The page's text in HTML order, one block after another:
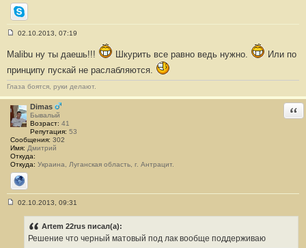
Skype
о
щ
е
н
и
е
#
1
4
02.10.2013, 07:19
Malibu ну ты даешь!!! Шкурить все равно ведь нужно.
Или по
принципу пускай не раслабляются.
Глаза боятся, руки делают.
Dimas
Бывалый
Возраст: 41
Репутация: 53
Сообщения: 302
Имя: Дмитрий
Откуда:
Откуда: Украина, Луганская область, г. Антрацит.
Сайт
02.10.2013, 09:31
Artem 22rus писал(а):
Решение что черный матовый под лак вообще поддерживаю